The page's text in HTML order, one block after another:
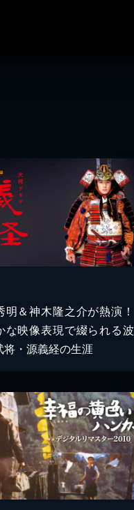
明＆神木隆之介が熱演！
な映像表現で綴られる波
将・源義経の生涯